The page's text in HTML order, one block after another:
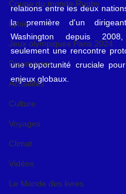
Coupe du monde Rugby
Lybie
Jeux olympiques Paris 2024
Disparitions
Actualités
Culture
Voyages
Climat
Vidéos
Le Monde des livres
relations entre les deux
la première d'un
Washington depuis
seulement une rencontre
une opportunité cruciale
enjeux globaux.